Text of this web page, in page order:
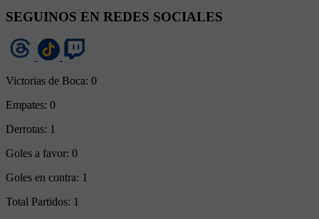
SEGUINOS EN REDES SOCIALES
Victorias de Boca: 0
Empates: 0
Derrotas: 1
Goles a favor: 0
Goles en contra: 1
Total Partidos: 1